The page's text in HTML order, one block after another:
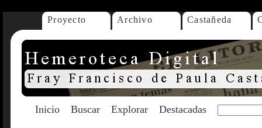
Proyecto Archivo Castañeda
Inicio Buscar Explorar Destacadas